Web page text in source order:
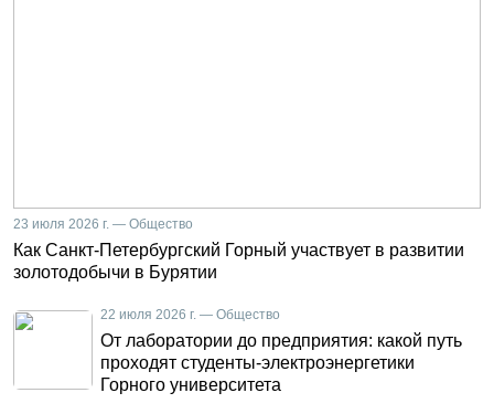
23 июля 2026 г. — Общество
Как Санкт-Петербургский Горный участвует в развитии
золотодобычи в Бурятии
22 июля 2026 г. — Общество
От лаборатории до предприятия: какой путь
проходят студенты-электроэнергетики
Горного университета